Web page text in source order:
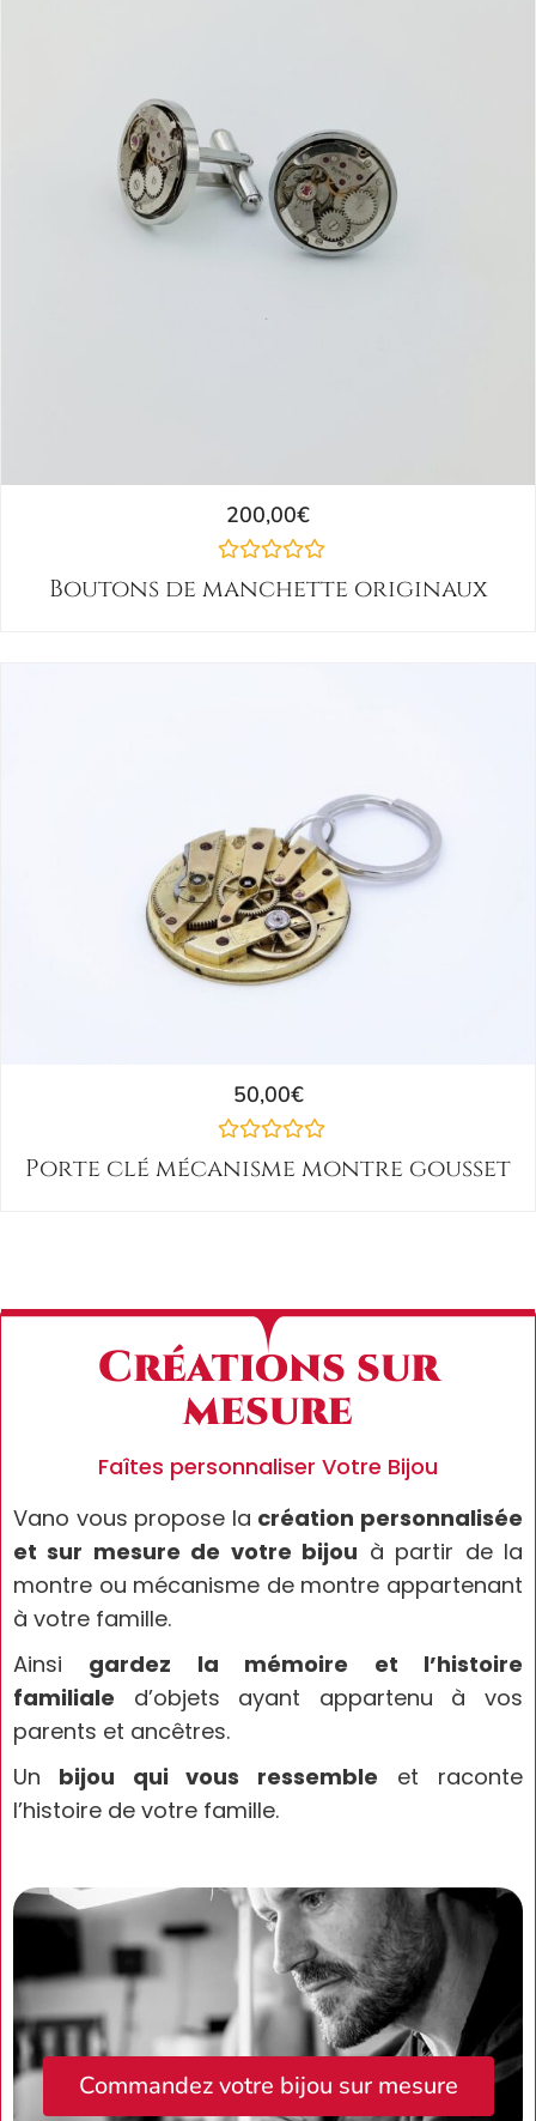
200,00€
Boutons de manchette originaux
50,00€
Porte clé mécanisme montre gousset
Créations sur
mesure
Faîtes personnaliser Votre Bijou
Vano vous propose la création personnalisée
et sur mesure de votre bijou à partir de la
montre ou mécanisme de montre appartenant
à votre famille.
Ainsi gardez la mémoire et l’histoire
familiale d’objets ayant appartenu à vos
parents et ancêtres.
Un bijou qui vous ressemble et raconte
l’histoire de votre famille.
Commandez votre bijou sur mesure